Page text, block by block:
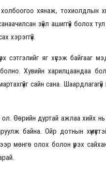
хянаж, тохиолдлын
зүйл ашиггүй болох
хэрэггүй.
сэтгэлийг яг хүсэж байгааг
Хувийн харилцаандаа
сайн сана.
Өөрийн дуртай ажлаа хийх
байна. Ойр дотнын
мөнгө олох болон үрэх